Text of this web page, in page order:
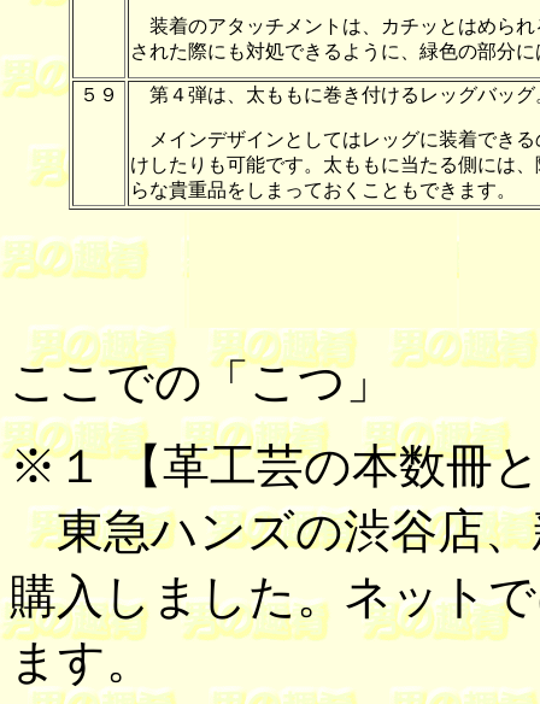
装着のアタッチメントは、カチッとはめら
された際にも対処できるように、緑色の部分
５９ 第４弾は、太ももに巻き付けるレッグバッグ
メインデザインとしてはレッグに装着でき
けしたりも可能です。太ももに当たる側には
らな貴重品をしまっておくこともできます。
ここでの「こつ」
※１ 【革工芸の本数冊
東急ハンズの渋谷店、
購入しました。ネット
ます。